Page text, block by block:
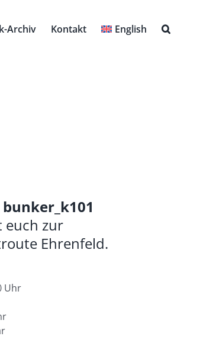
Archiv Kontakt English
bunker_k101
zur
Ehrenfeld.
Uhr